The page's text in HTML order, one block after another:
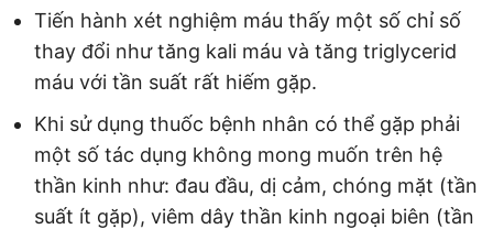
Tiến hành xét nghiệm máu thấy một số chỉ số
thay đổi như tăng kali máu và tăng triglycerid
máu với tần suất rất hiếm gặp.
Khi sử dụng thuốc bệnh nhân có thể gặp phải
một số tác dụng không mong muốn trên hệ
thần kinh như: đau đầu, dị cảm, chóng mặt (tần
suất ít gặp), viêm dây thần kinh ngoại biên (tần